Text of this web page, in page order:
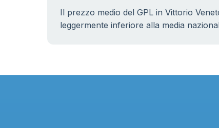
Il prezzo medio del GPL in Vittorio
leggermente inferiore alla media